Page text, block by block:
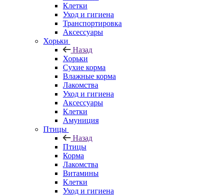
Клетки
Уход и гигиена
Транспортировка
Аксессуары
Хорьки
Назад
Хорьки
Сухие корма
Влажные корма
Лакомства
Уход и гигиена
Аксессуары
Клетки
Амуниция
Птицы
Назад
Птицы
Корма
Лакомства
Витамины
Клетки
Уход и гигиена